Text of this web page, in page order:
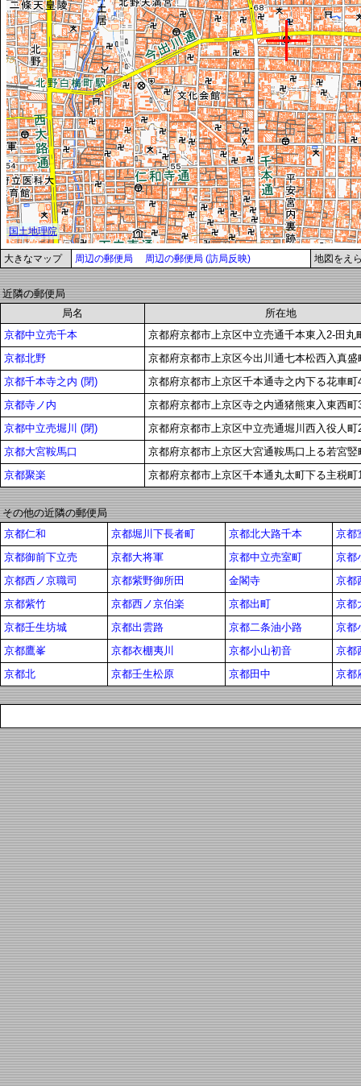
大きなマップ 周辺の郵便局 周辺の郵便局 (訪局反映) 地図をえ
近隣の郵便局
局名
所在地
京都中立売千本
京都府京都市上京区中立売通千本東入2-田丸
京都北野
京都府京都市上京区今出川通七本松西入真盛
京都千本寺之内 (閉)
京都府京都市上京区千本通寺之内下る花車町
京都寺ノ内
京都府京都市上京区寺之内通猪熊東入東西町
京都中立売堀川 (閉)
京都府京都市上京区中立売通堀川西入役人町
京都大宮鞍馬口
京都府京都市上京区大宮通鞍馬口上る若宮竪
京都聚楽
京都府京都市上京区千本通丸太町下る主税町
その他の近隣の郵便局
京都仁和
京都堀川下長者町 京都北大路千本
京都
京都御前下立売
京都大将軍 京都中立売室町
京都
京都西ノ京職司
京都紫野御所田 金閣寺
京都
京都紫竹
京都西ノ京伯楽 京都出町
京都
京都壬生坊城
京都出雲路 京都二条油小路
京都
京都鷹峯
京都衣棚夷川 京都小山初音
京都
京都北
京都壬生松原 京都田中 京都